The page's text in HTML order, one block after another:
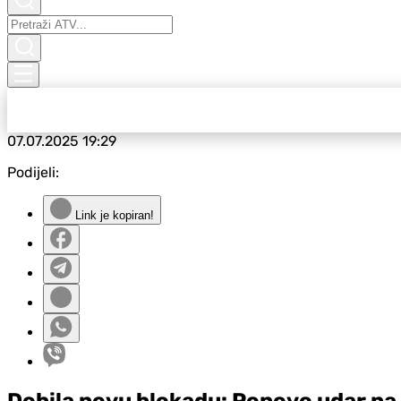
07.07.202519:29
Podijeli:
Link je kopiran!